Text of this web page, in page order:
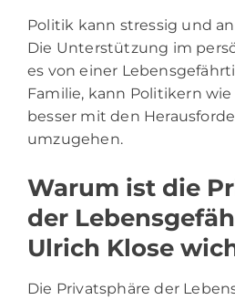
Politik kann stressig und
Die Unterstützung im
es von einer
Familie, kann Politikern
besser mit den
umzugehen.
Warum ist die
der
Ulrich Klose
Die Privatsphäre der